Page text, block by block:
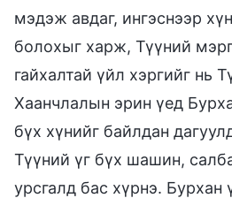
мэдэж авдаг, ингэснээр
болохыг харж, Түүний
гайхалтай үйл хэргийг нь
Хаанчлалын эрин үед
бүх хүнийг байлдан
Түүний үг бүх шашин,
урсгалд бас хүрнэ. Бурхан